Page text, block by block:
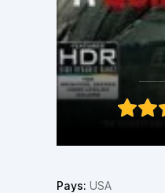
Pays: USA